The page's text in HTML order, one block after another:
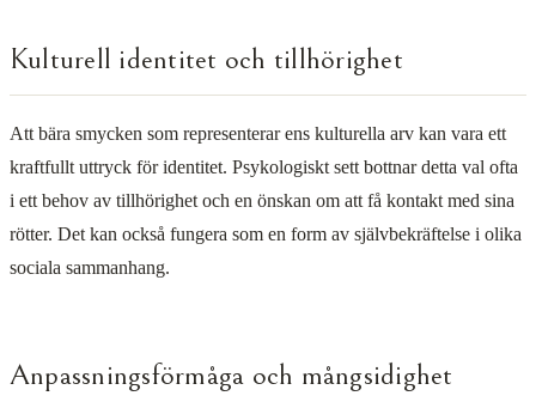
Kulturell identitet och tillhörighet
Att bära smycken som representerar ens kulturella arv kan vara ett
kraftfullt uttryck för identitet. Psykologiskt sett bottnar detta val ofta
i ett behov av tillhörighet och en önskan om att få kontakt med sina
rötter. Det kan också fungera som en form av självbekräftelse i olika
sociala sammanhang.
Anpassningsförmåga och mångsidighet